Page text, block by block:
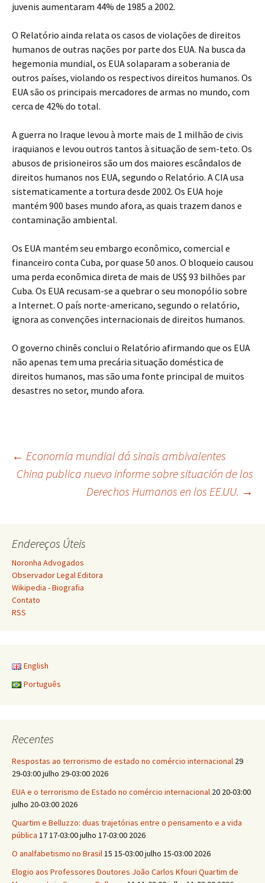
juvenis aumentaram 44% de 1985 a 2002.
O Relatório ainda relata os casos de violações de direitos
humanos de outras nações por parte dos EUA. Na busca da
hegemonia mundial, os EUA solaparam a soberania de
outros países, violando os respectivos direitos humanos. Os
EUA são os principais mercadores de armas no mundo, com
cerca de 42% do total.
A guerra no Iraque levou à morte mais de 1 milhão de civis
iraquianos e levou outros tantos à situação de sem-teto. Os
abusos de prisioneiros são um dos maiores escândalos de
direitos humanos nos EUA, segundo o Relatório. A CIA usa
sistematicamente a tortura desde 2002. Os EUA hoje
mantém 900 bases mundo afora, as quais trazem danos e
contaminação ambiental.
Os EUA mantém seu embargo econômico, comercial e
financeiro conta Cuba, por quase 50 anos. O bloqueio causou
uma perda econômica direta de mais de US$ 93 bilhões par
Cuba. Os EUA recusam-se a quebrar o seu monopólio sobre
a Internet. O país norte-americano, segundo o relatório,
ignora as convenções internacionais de direitos humanos.
O governo chinês conclui o Relatório afirmando que os EUA
não apenas tem uma precária situação doméstica de
direitos humanos, mas são uma fonte principal de muitos
desastres no setor, mundo afora.
Navegação
posts
← Economia mundial dá sinais ambivalentes
China publica nuevo informe sobre situación de los
Derechos Humanos en los EE.UU. →
Endereços Úteis
Noronha Advogados
Observador Legal Editora
Wikipedia - Biografia
Contato
RSS
English
Português
Recentes
Respostas ao terrorismo de estado no comércio internacional 29
29-03:00 julho 29-03:00 2026
EUA e o terrorismo de Estado no comércio internacional 20 20-03:00
julho 20-03:00 2026
Quartim e Belluzzo: duas trajetórias entre o pensamento e a vida
pública 17 17-03:00 julho 17-03:00 2026
O analfabetismo no Brasil15 15-03:00 julho 15-03:00 2026
Elogio aos Professores Doutores João Carlos Kfouri Quartim de